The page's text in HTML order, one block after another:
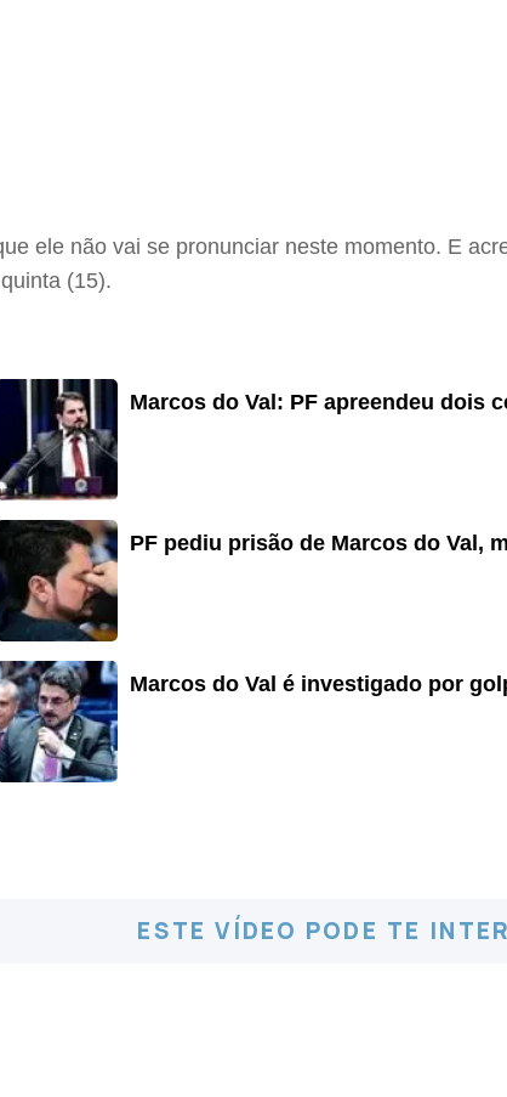
ele não vai se pronunciar neste momento. E
(15).
Marcos do Val: PF apreendeu dois
PF pediu prisão de Marcos do Val,
Marcos do Val é investigado por
ESTE VÍDEO PODE TE